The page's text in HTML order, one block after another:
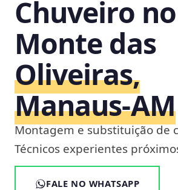
Chuveiro no
Monte das
Oliveiras,
Manaus‑AM
Montagem e substituição de
Técnicos experientes
FALE NO WHATSAPP